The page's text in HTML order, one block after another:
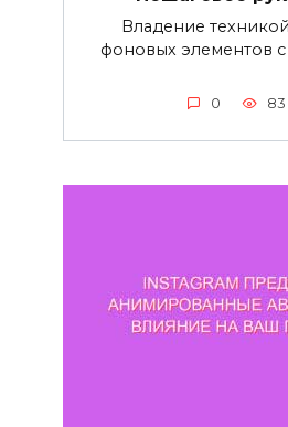
Владение
фоновых элементов
0 83